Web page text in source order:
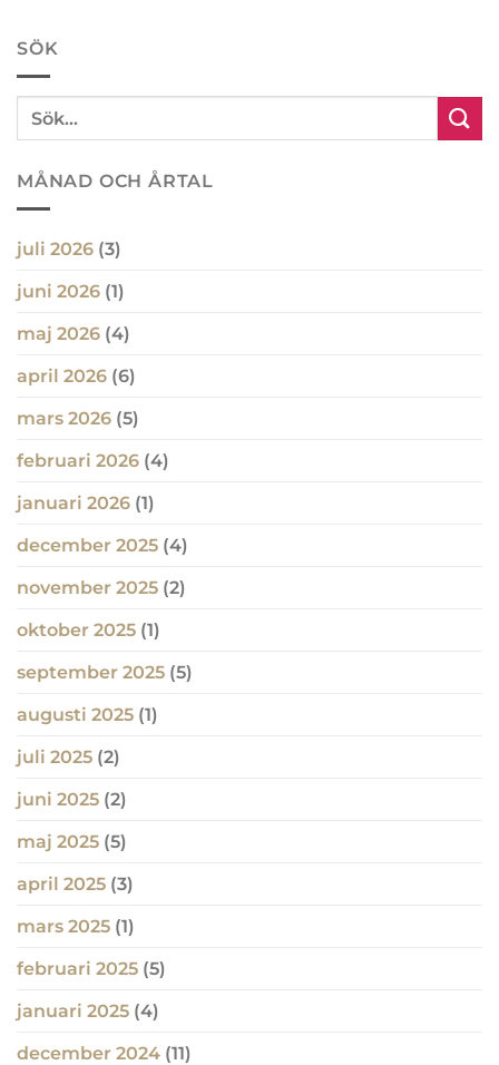
SÖK
MÅNAD OCH ÅRTAL
juli 2026 (3)
juni 2026 (1)
maj 2026 (4)
april 2026 (6)
mars 2026 (5)
februari 2026 (4)
januari 2026 (1)
december 2025 (4)
november 2025 (2)
oktober 2025 (1)
september 2025 (5)
augusti 2025 (1)
juli 2025 (2)
juni 2025 (2)
maj 2025 (5)
april 2025 (3)
mars 2025 (1)
februari 2025 (5)
januari 2025 (4)
december 2024 (11)